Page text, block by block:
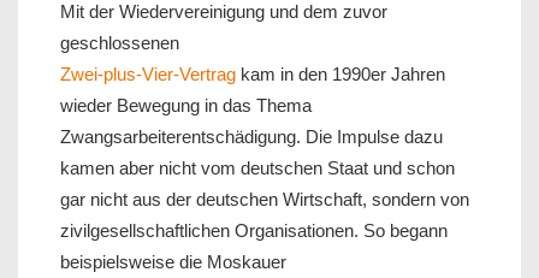
Mit der Wiedervereinigung und dem zuvor
geschlossenen
Zwei-plus-Vier-Vertrag kam in den 1990er Jahren
wieder Bewegung in das Thema
Zwangsarbeiterentschädigung. Die Impulse dazu
kamen aber nicht vom deutschen Staat und schon
gar nicht aus der deutschen Wirtschaft, sondern von
zivilgesellschaftlichen Organisationen. So begann
beispielsweise die Moskauer